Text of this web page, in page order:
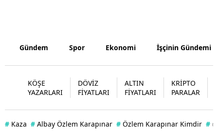
Batman
Bartın
Ardahan
Gündem Spor Ekonomi İşçinin Gündemi
KÖŞE
YAZARLARI
DÖVİZ
FİYATLARI
ALTIN
FİYATLARI
KRİPTO
PARALAR
# Kaza # Albay Özlem Karapınar # Özlem Karapınar Kimdir #